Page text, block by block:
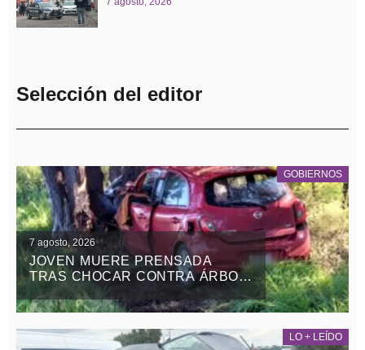
Selección del editor
GOBIERNOS
7 agosto, 2026
JOVEN MUERE PRENSADA
TRAS CHOCAR CONTRA ÁRBOL
EN LA APIZACO-TLAXCO, EN
ATLANGATEPEC
LO + LEÍDO